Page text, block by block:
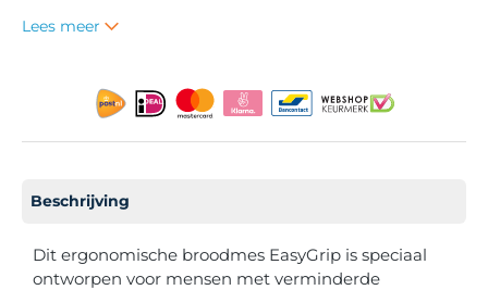
Lees meer
Beschrijving
Dit ergonomische broodmes EasyGrip is speciaal
ontworpen voor mensen met verminderde